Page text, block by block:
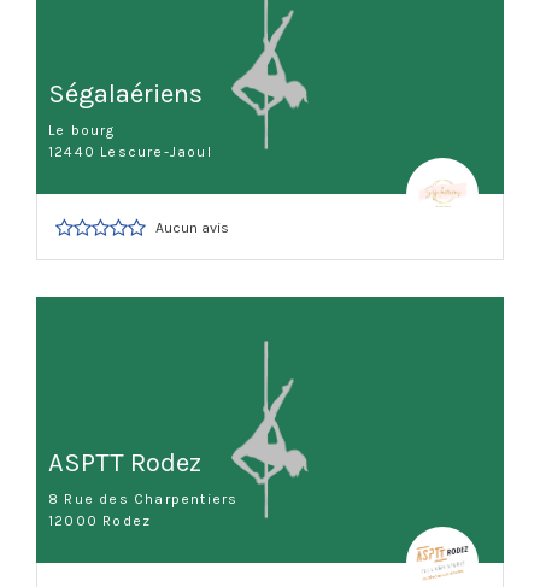
Ségalaériens
Le bourg
12440 Lescure-Jaoul
Aucun avis
ASPTT Rodez
8 Rue des Charpentiers
12000 Rodez